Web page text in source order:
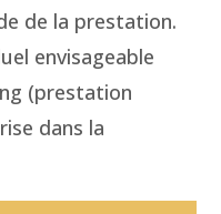
de la prestation.
envisageable
(prestation
dans la